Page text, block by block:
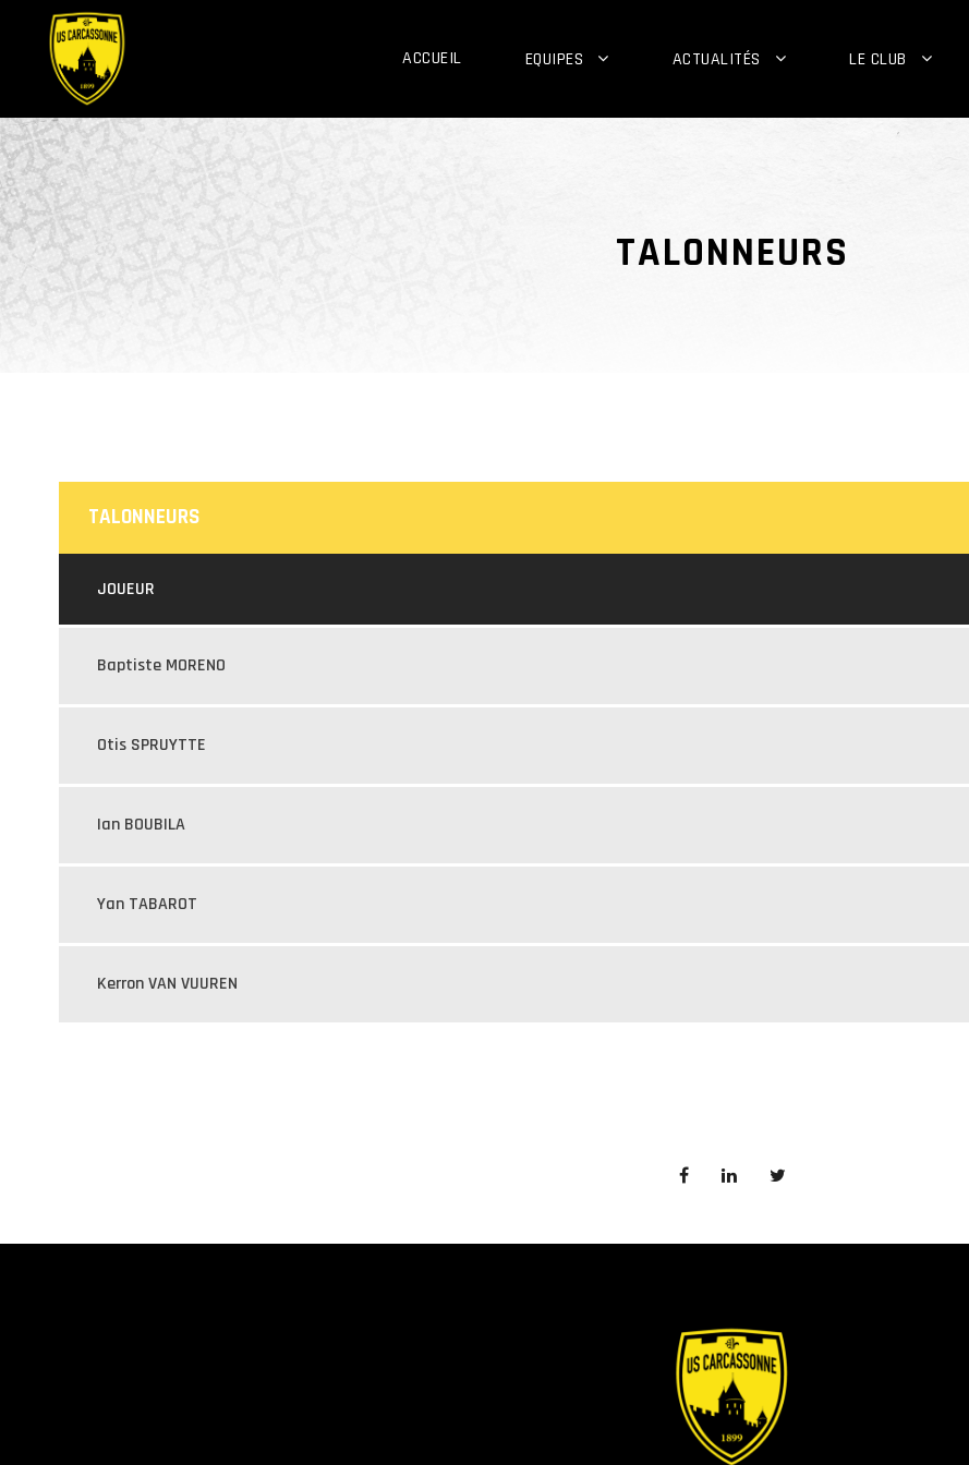
ACCUEIL EQUIPES ACTUALITÉS LE CLUB
TALONNEURS
TALONNEURS
JOUEUR
Baptiste MORENO
Otis SPRUYTTE
Ian BOUBILA
Yan TABAROT
Kerron VAN VUUREN